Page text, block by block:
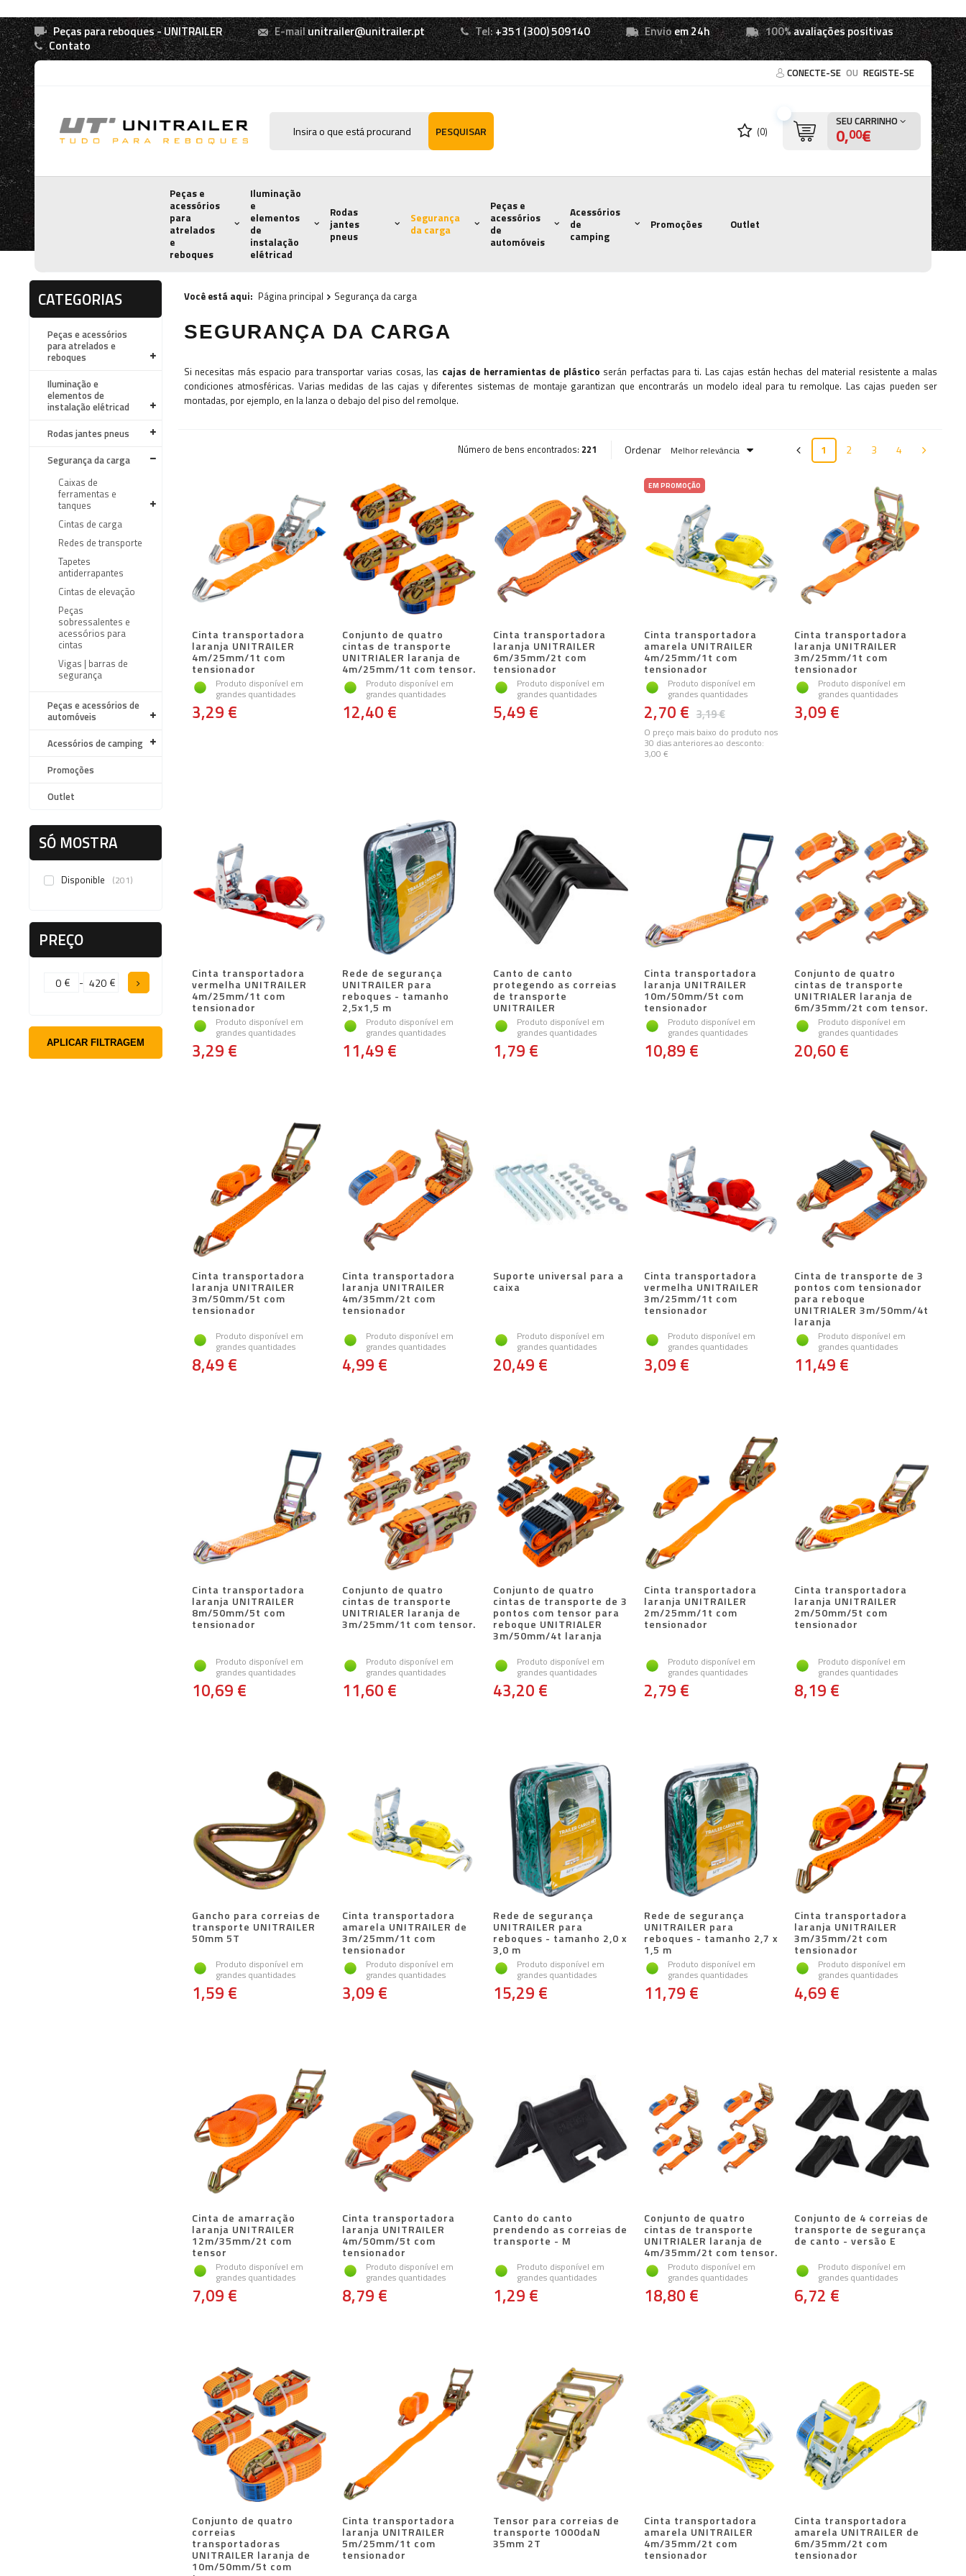
Peças para reboques - UNITRAILER E-mailunitrailer@unitrailer.pt Tel:+351 (300) 509140 Envioem 24h 100%avaliações positivas
Contato
CONECTE-SE OU REGISTE-SE
PESQUISAR (0)
SEU CARRINHO
0,00€
Peças e
acessórios
para
atrelados
e
reboques
Iluminação
e
elementos
de
instalação
elétricad
Rodas
jantes
pneus
Segurança
da carga
Peças e
acessórios
de
automóveis
Acessórios
de
camping
Promoções Outlet
CATEGORIAS
Peças e acessórios
para atrelados e
reboques
Iluminação e
elementos de
instalação elétricad
Rodas jantes pneus
Segurança da carga
Caixas de
ferramentas e
tanques
Cintas de carga
Redes de transporte
Tapetes
antiderrapantes
Cintas de elevação
Peças
sobressalentes e
acessórios para
cintas
Vigas | barras de
segurança
Peças e acessórios de
automóveis
Acessórios de camping
Promoções
Outlet
SÓ MOSTRA
Disponible 201
PREÇO
€ - €
APLICAR FILTRAGEM
Você está aqui: Página principal Segurança da carga
SEGURANÇA DA CARGA
Si necesitas más espacio para transportar varias cosas, las cajas de herramientas de plástico serán perfactas para ti. Las cajas están hechas del material resistente a malas
condiciones atmosféricas. Varias medidas de las cajas y diferentes sistemas de montaje garantizan que encontrarás un modelo ideal para tu remolque. Las cajas pueden ser
montadas, por ejemplo, en la lanza o debajo del piso del remolque.
Número de bens encontrados: 221 Ordenar Melhor relevância 1 2 3 4
Cinta transportadora
laranja UNITRAILER
4m/25mm/1t com
tensionador
Produto disponível em
grandes quantidades
3,29 €
Conjunto de quatro
cintas de transporte
UNITRIALER laranja de
4m/25mm/1t com tensor.
Produto disponível em
grandes quantidades
12,40 €
Cinta transportadora
laranja UNITRAILER
6m/35mm/2t com
tensionador
Produto disponível em
grandes quantidades
5,49 €
EM PROMOÇÃO
Cinta transportadora
amarela UNITRAILER
4m/25mm/1t com
tensionador
Produto disponível em
grandes quantidades
3,19 €
2,70 €
O preço mais baixo do produto nos
30 dias anteriores ao desconto:
3,00 €
Cinta transportadora
laranja UNITRAILER
3m/25mm/1t com
tensionador
Produto disponível em
grandes quantidades
3,09 €
Cinta transportadora
vermelha UNITRAILER
4m/25mm/1t com
tensionador
Produto disponível em
grandes quantidades
3,29 €
Rede de segurança
UNITRAILER para
reboques - tamanho
2,5x1,5 m
Produto disponível em
grandes quantidades
11,49 €
Canto de canto
protegendo as correias
de transporte
UNITRAILER
Produto disponível em
grandes quantidades
1,79 €
Cinta transportadora
laranja UNITRAILER
10m/50mm/5t com
tensionador
Produto disponível em
grandes quantidades
10,89 €
Conjunto de quatro
cintas de transporte
UNITRIALER laranja de
6m/35mm/2t com tensor.
Produto disponível em
grandes quantidades
20,60 €
Cinta transportadora
laranja UNITRAILER
3m/50mm/5t com
tensionador
Produto disponível em
grandes quantidades
8,49 €
Cinta transportadora
laranja UNITRAILER
4m/35mm/2t com
tensionador
Produto disponível em
grandes quantidades
4,99 €
Suporte universal para a
caixa
Produto disponível em
grandes quantidades
20,49 €
Cinta transportadora
vermelha UNITRAILER
3m/25mm/1t com
tensionador
Produto disponível em
grandes quantidades
3,09 €
Cinta de transporte de 3
pontos com tensionador
para reboque
UNITRIALER 3m/50mm/4t
laranja
Produto disponível em
grandes quantidades
11,49 €
Cinta transportadora
laranja UNITRAILER
8m/50mm/5t com
tensionador
Produto disponível em
grandes quantidades
10,69 €
Conjunto de quatro
cintas de transporte
UNITRIALER laranja de
3m/25mm/1t com tensor.
Produto disponível em
grandes quantidades
11,60 €
Conjunto de quatro
cintas de transporte de 3
pontos com tensor para
reboque UNITRIALER
3m/50mm/4t laranja
Produto disponível em
grandes quantidades
43,20 €
Cinta transportadora
laranja UNITRAILER
2m/25mm/1t com
tensionador
Produto disponível em
grandes quantidades
2,79 €
Cinta transportadora
laranja UNITRAILER
2m/50mm/5t com
tensionador
Produto disponível em
grandes quantidades
8,19 €
Gancho para correias de
transporte UNITRAILER
50mm 5T
Produto disponível em
grandes quantidades
1,59 €
Cinta transportadora
amarela UNITRAILER de
3m/25mm/1t com
tensionador
Produto disponível em
grandes quantidades
3,09 €
Rede de segurança
UNITRAILER para
reboques - tamanho 2,0 x
3,0 m
Produto disponível em
grandes quantidades
15,29 €
Rede de segurança
UNITRAILER para
reboques - tamanho 2,7 x
1,5 m
Produto disponível em
grandes quantidades
11,79 €
Cinta transportadora
laranja UNITRAILER
3m/35mm/2t com
tensionador
Produto disponível em
grandes quantidades
4,69 €
Cinta de amarração
laranja UNITRAILER
12m/35mm/2t com
tensor
Produto disponível em
grandes quantidades
7,09 €
Cinta transportadora
laranja UNITRAILER
4m/50mm/5t com
tensionador
Produto disponível em
grandes quantidades
8,79 €
Canto do canto
prendendo as correias de
transporte - M
Produto disponível em
grandes quantidades
1,29 €
Conjunto de quatro
cintas de transporte
UNITRIALER laranja de
4m/35mm/2t com tensor.
Produto disponível em
grandes quantidades
18,80 €
Conjunto de 4 correias de
transporte de segurança
de canto - versão E
Produto disponível em
grandes quantidades
6,72 €
Conjunto de quatro
correias
transportadoras
UNITRAILER laranja de
10m/50mm/5t com
Cinta transportadora
laranja UNITRAILER
5m/25mm/1t com
tensionador
Tensor para correias de
transporte 1000daN
35mm 2T
Cinta transportadora
amarela UNITRAILER
4m/35mm/2t com
tensionador
Cinta transportadora
amarela UNITRAILER de
6m/35mm/2t com
tensionador